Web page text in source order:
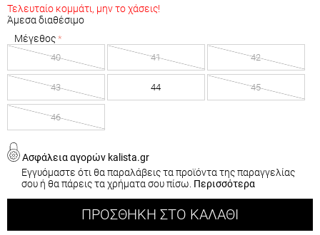
Τελευταίο κομμάτι, μην το χάσεις!
Άμεσα διαθέσιμο
Μέγεθος
40 41 42
43 44 45
46
Ασφάλεια αγορών kalista.gr
Εγγυόμαστε ότι θα παραλάβεις τα προϊόντα της παραγγελίας
σου ή θα πάρεις τα χρήματα σου πίσω. Περισσότερα
ΠΡΟΣΘΉΚΗ ΣΤΟ ΚΑΛΆΘΙ